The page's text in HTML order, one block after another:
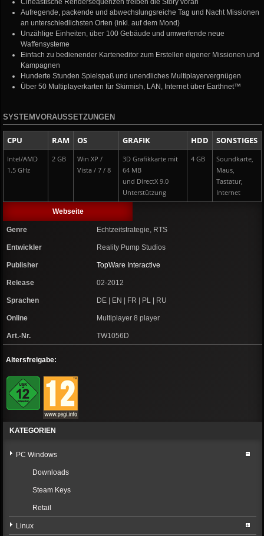
Cineastische Rendersequenzen treiben die Story voran
Aufregende, packende und abwechslungsreiche Tag und Nacht Missionen
an unterschiedlichsten Orten (inkl. auf dem Mond)
Unzählige Einheiten, über 100 Gebäude und umwerfende neue
Waffensysteme
Einfach zu bedienender Karteneditor zum Erstellen eigener Missionen und
Kampagnen
Hunderte Stunden Spielspaß und unendliches Multiplayervergnügen
Über 50 Multiplayerkarten für Skirmish, LAN, Internet über Earthnet™
SYSTEMVORAUSSETZUNGEN
CPU RAM OS GRAFIK HDD SONSTIGES
Intel/AMD
1.5 GHz
2 GB
Win XP /
Vista / 7 / 8
3D Grafikkarte mit
64 MB
und DirectX 9.0
Unterstützung
4 GB
Soundkarte,
Maus,
Tastatur,
Internet
Webseite
Genre Echtzeitstrategie, RTS
Entwickler Reality Pump Studios
Publisher TopWare Interactive
Release 02-2012
Sprachen DE | EN | FR | PL | RU
Online Multiplayer 8 player
Art.-Nr. TW1056D
Altersfreigabe:
KATEGORIEN
PC Windows
Downloads
Steam Keys
Retail
Linux